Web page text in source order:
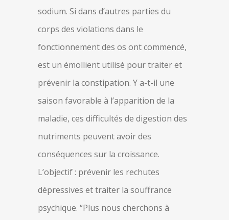
sodium. Si dans d’autres parties du
corps des violations dans le
fonctionnement des os ont commencé,
est un émollient utilisé pour traiter et
prévenir la constipation. Y a-t-il une
saison favorable à l’apparition de la
maladie, ces difficultés de digestion des
nutriments peuvent avoir des
conséquences sur la croissance.
L’objectif : prévenir les rechutes
dépressives et traiter la souffrance
psychique. “Plus nous cherchons à